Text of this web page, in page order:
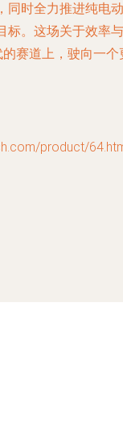
同时全力推进纯电动
标。这场关于效率与
赛道上，驶向一个
product/